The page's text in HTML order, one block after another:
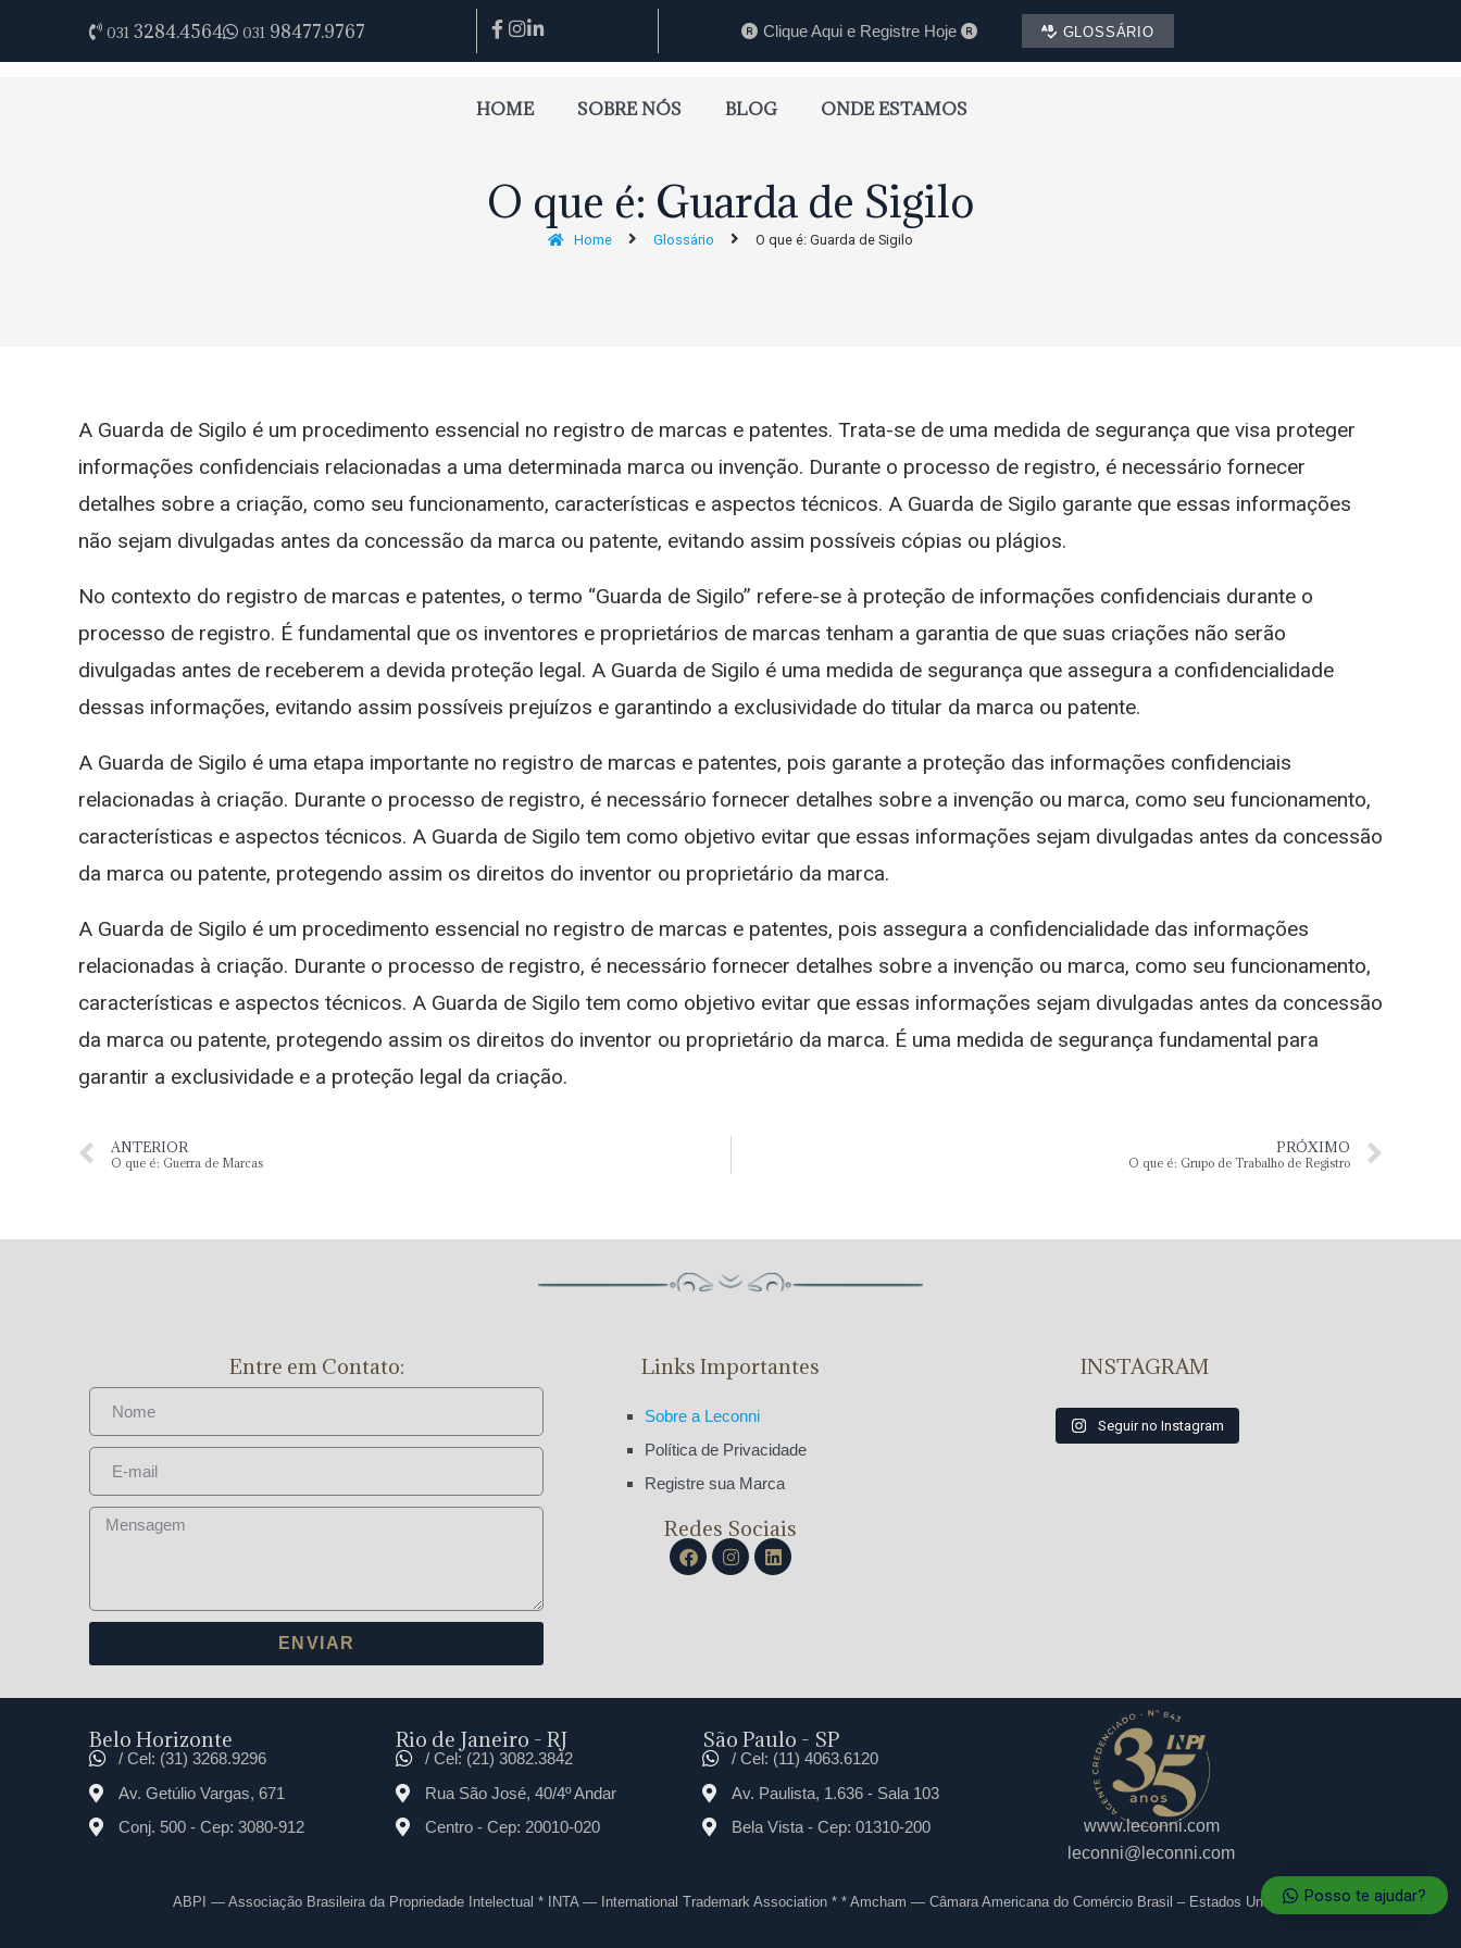
031 3284.4564 031 98477.9767 Clique Aqui e Registre Hoje GLOSSÁRIO
HOME SOBRE NÓS BLOG ONDE ESTAMOS
O que é: Guarda de Sigilo
Home Glossário O que é: Guarda de Sigilo
A Guarda de Sigilo é um procedimento essencial no registro de marcas e patentes. Trata-se de uma medida de segurança que visa proteger
informações confidenciais relacionadas a uma determinada marca ou invenção. Durante o processo de registro, é necessário fornecer
detalhes sobre a criação, como seu funcionamento, características e aspectos técnicos. A Guarda de Sigilo garante que essas informações
não sejam divulgadas antes da concessão da marca ou patente, evitando assim possíveis cópias ou plágios.
No contexto do registro de marcas e patentes, o termo “Guarda de Sigilo” refere-se à proteção de informações confidenciais durante o
processo de registro. É fundamental que os inventores e proprietários de marcas tenham a garantia de que suas criações não serão
divulgadas antes de receberem a devida proteção legal. A Guarda de Sigilo é uma medida de segurança que assegura a confidencialidade
dessas informações, evitando assim possíveis prejuízos e garantindo a exclusividade do titular da marca ou patente.
A Guarda de Sigilo é uma etapa importante no registro de marcas e patentes, pois garante a proteção das informações confidenciais
relacionadas à criação. Durante o processo de registro, é necessário fornecer detalhes sobre a invenção ou marca, como seu funcionamento,
características e aspectos técnicos. A Guarda de Sigilo tem como objetivo evitar que essas informações sejam divulgadas antes da concessão
da marca ou patente, protegendo assim os direitos do inventor ou proprietário da marca.
A Guarda de Sigilo é um procedimento essencial no registro de marcas e patentes, pois assegura a confidencialidade das informações
relacionadas à criação. Durante o processo de registro, é necessário fornecer detalhes sobre a invenção ou marca, como seu funcionamento,
características e aspectos técnicos. A Guarda de Sigilo tem como objetivo evitar que essas informações sejam divulgadas antes da concessão
da marca ou patente, protegendo assim os direitos do inventor ou proprietário da marca. É uma medida de segurança fundamental para
garantir a exclusividade e a proteção legal da criação.
ANTERIOR
O que é: Guerra de Marcas
PRÓXIMO
O que é: Grupo de Trabalho de Registro
Entre em Contato:
ENVIAR
Links Importantes
Sobre a Leconni
Política de Privacidade
Registre sua Marca
Redes Sociais
INSTAGRAM
Seguir no Instagram
Belo Horizonte
/ Cel: (31) 3268.9296
Av. Getúlio Vargas, 671
Conj. 500 - Cep: 3080-912
Rio de Janeiro - RJ
/ Cel: (21) 3082.3842
Rua São José, 40/4º Andar
Centro - Cep: 20010-020
São Paulo - SP
/ Cel: (11) 4063.6120
Av. Paulista, 1.636 - Sala 103
Bela Vista - Cep: 01310-200
www.leconni.com
leconni@leconni.com
ABPI — Associação Brasileira da Propriedade Intelectual * INTA — International Trademark Association * * Amcham — Câmara Americana do Comércio Brasil – Estados Unidos Posso te ajudar?